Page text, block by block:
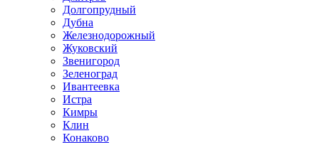
Долгопрудный
Дубна
Железнодорожный
Жуковский
Звенигород
Зеленоград
Ивантеевка
Истра
Кимры
Клин
Конаково